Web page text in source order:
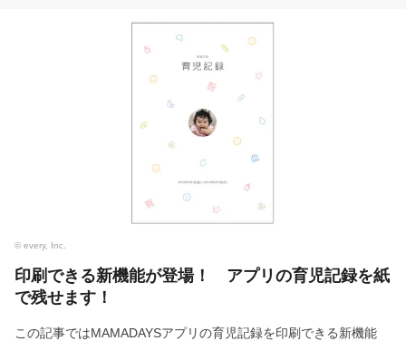
© every, Inc.
印刷できる新機能が登場！ アプリの育児記録を紙
で残せます！
この記事ではMAMADAYSアプリの育児記録を印刷できる新機能